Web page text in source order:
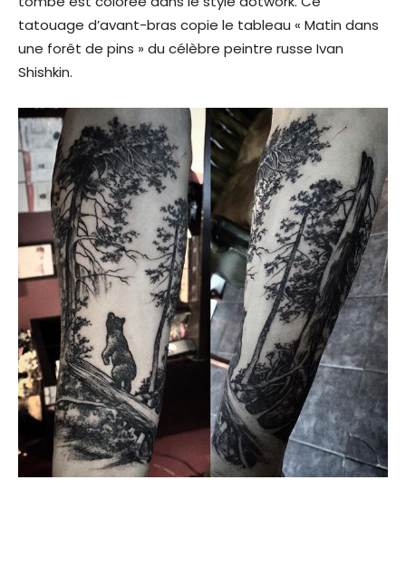
tatouage d’avant-bras copie le tableau « Matin dans
une forêt de pins » du célèbre peintre russe Ivan
Shishkin.